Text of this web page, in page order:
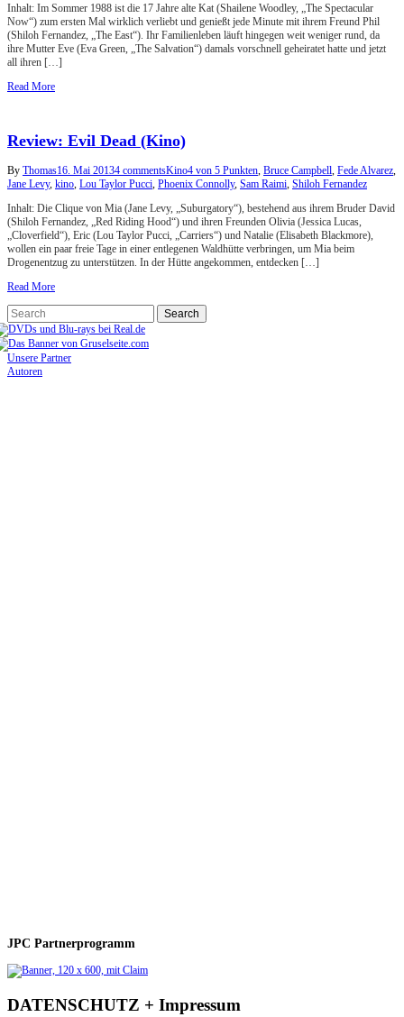
Inhalt: Im Sommer 1988 ist die 17 Jahre alte Kat (Shailene Woodley, „The Spectacular
Now“) zum ersten Mal wirklich verliebt und genießt jede Minute mit ihrem Freund Phil
(Shiloh Fernandez, „The East“). Ihr Familienleben läuft hingegen weit weniger rund, da
ihre Mutter Eve (Eva Green, „The Salvation“) damals vorschnell geheiratet hatte und jetzt
all ihren […]
Read More
Review: Evil Dead (Kino)
By Thomas16. Mai 20134 commentsKino4 von 5 Punkten Bruce Campbell Fede Alvarez
Jane Levy, kino Lou Taylor Pucci Phoenix Connolly, Sam Raimi Shiloh Fernandez
Inhalt: Die Clique von Mia (Jane Levy, „Suburgatory“), bestehend aus ihrem Bruder David
(Shiloh Fernandez, „Red Riding Hood“) und ihren Freunden Olivia (Jessica Lucas,
„Cloverfield“), Eric (Lou Taylor Pucci, „Carriers“) und Natalie (Elisabeth Blackmore),
wollen ein paar freie Tage in einer entlegenen Waldhütte verbringen, um Mia beim
Drogenentzug zu unterstützen. In der Hütte angekommen, entdecken […]
Read More
Unsere Partner
Autoren
JPC Partnerprogramm
DATENSCHUTZ + Impressum